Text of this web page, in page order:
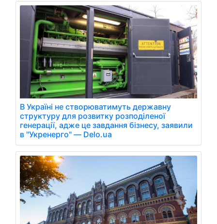
В Україні не створюватимуть державну
структуру для розвитку розподіленої
генерації, адже це завдання бізнесу, заявили
в "Укренерго" — Delo.ua